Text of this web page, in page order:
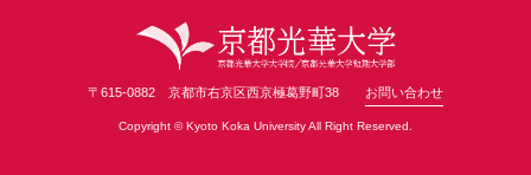
〒615-0882 京都市右京区西京極葛野町38 お問い合わせ
Copyright © Kyoto Koka University All Right Reserved.